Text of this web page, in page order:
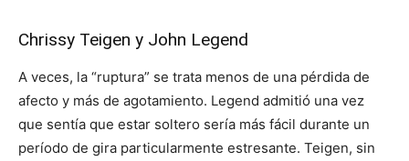
Chrissy Teigen y John Legend
A veces, la “ruptura” se trata menos de una pérdida de
afecto y más de agotamiento. Legend admitió una vez
que sentía que estar soltero sería más fácil durante un
período de gira particularmente estresante. Teigen, sin